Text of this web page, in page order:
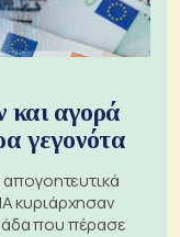
και αγορά
γεγονότα
απογοητευτικά
κυριάρχησαν
που πέρασε